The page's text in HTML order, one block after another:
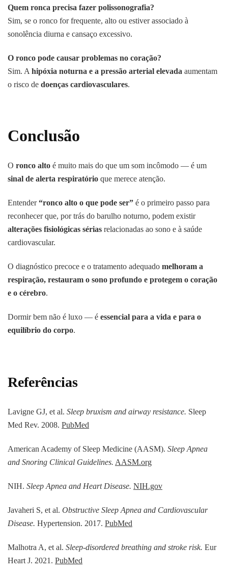
Quem ronca precisa fazer polissonografia?
Sim, se o ronco for frequente, alto ou estiver associado à
sonolência diurna e cansaço excessivo.
O ronco pode causar problemas no coração?
Sim. A hipóxia noturna e a pressão arterial elevada aumentam
o risco de doenças cardiovasculares.
Conclusão
O ronco alto é muito mais do que um som incômodo — é um
sinal de alerta respiratório que merece atenção.
Entender“ronco alto o que pode ser” é o primeiro passo para
reconhecer que, por trás do barulho noturno, podem existir
alterações fisiológicas sérias relacionadas ao sono e à saúde
cardiovascular.
O diagnóstico precoce e o tratamento adequado melhoram a
respiração, restauram o sono profundo e protegem o coração
e o cérebro.
Dormir bem não é luxo — é essencial para a vida e para o
equilíbrio do corpo.
Referências
Lavigne GJ, et al. Sleep bruxism and airway resistance. Sleep
Med Rev. 2008. PubMed
American Academy of Sleep Medicine (AASM). Sleep Apnea
and Snoring Clinical Guidelines. AASM.org
NIH. Sleep Apnea and Heart Disease. NIH.gov
Javaheri S, et al. Obstructive Sleep Apnea and Cardiovascular
Disease. Hypertension. 2017. PubMed
Malhotra A, et al. Sleep-disordered breathing and stroke risk. Eur
Heart J. 2021. PubMed